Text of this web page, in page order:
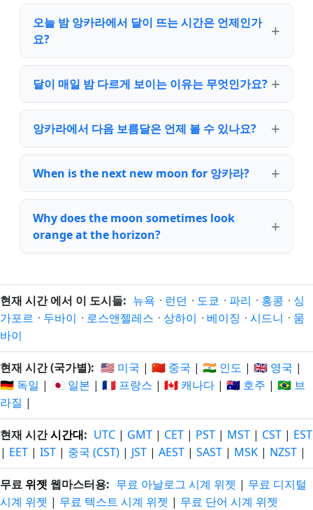
오늘 밤 앙카라에서 달이 뜨는 시간은 언제인가
요?
달이 매일 밤 다르게 보이는 이유는 무엇인가요?
앙카라에서 다음 보름달은 언제 볼 수 있나요?
When is the next new moon for 앙카라?
Why does the moon sometimes look
orange at the horizon?
현재 시간 에서 이 도시들: 뉴욕 · 런던 · 도쿄 · 파리 · 홍콩 · 싱
가포르 · 두바이 · 로스앤젤레스 · 상하이 · 베이징 · 시드니 · 뭄
바이
현재 시간 (국가별): 🇺🇸 미국 | 🇨🇳 중국 | 🇮🇳 인도 | 🇬🇧 영국 |
🇩🇪 독일 | 🇯🇵 일본 | 🇫🇷 프랑스 | 🇨🇦 캐나다 | 🇦🇺 호주 | 🇧🇷 브
라질 |
현재 시간시간대: UTC | GMT | CET | PST | MST | CST | EST
| EET | IST | 중국 (CST) | JST | AEST | SAST | MSK | NZST |
무료 위젯 웹마스터용: 무료 아날로그 시계 위젯 | 무료 디지털
시계 위젯 | 무료 텍스트 시계 위젯 | 무료 단어 시계 위젯